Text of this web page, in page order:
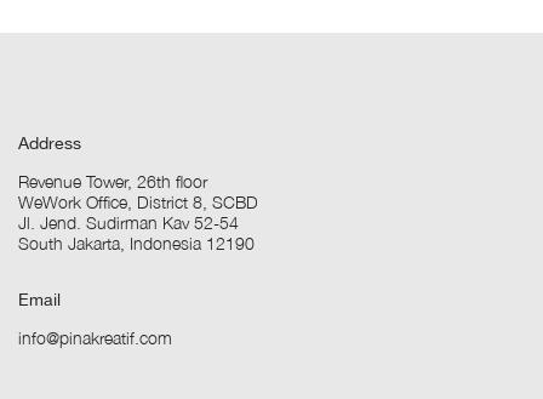
Address
Revenue Tower, 26th floor
WeWork Office, District 8, SCBD
Jl. Jend. Sudirman Kav 52-54
South Jakarta, Indonesia 12190
Email
info@pinakreatif.com